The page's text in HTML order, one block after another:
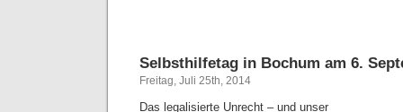
Selbsthilfetag in Bochum am 6.
Freitag, Juli 25th, 2014
Das legalisierte Unrecht – und unser